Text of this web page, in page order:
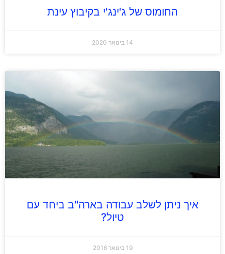
החומוס של ג'ינג'י בקיבוץ עינת
14 בינואר 2020
איך ניתן לשלב עבודה בארה"ב ביחד עם
טיול?
19 בינואר 2016